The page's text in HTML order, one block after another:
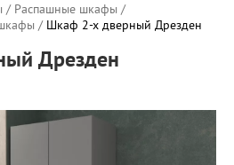
/ Распашные шкафы /
/ Шкаф 2-х дверный Дрезден
Дрезден